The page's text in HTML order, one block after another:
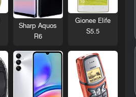
Gionee Elife
S5.5
Sharp Aquos
R6